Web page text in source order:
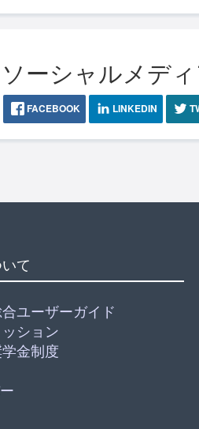
ソーシャルメデ
FACEBOOK LINKEDIN
て
ユーザーガイド
ション
金制度